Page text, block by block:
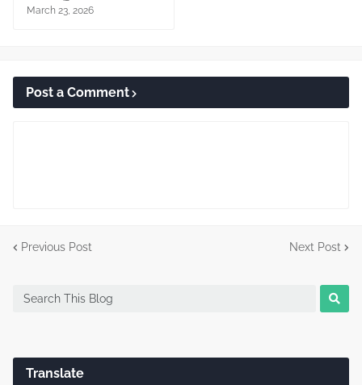
March 23, 2026
Post a Comment
Previous Post Next Post
Translate